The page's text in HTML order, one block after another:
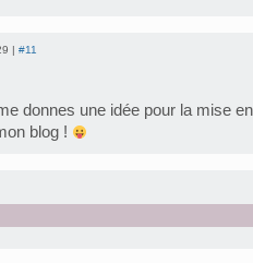
| #11
donnes une idée pour la mise
blog !